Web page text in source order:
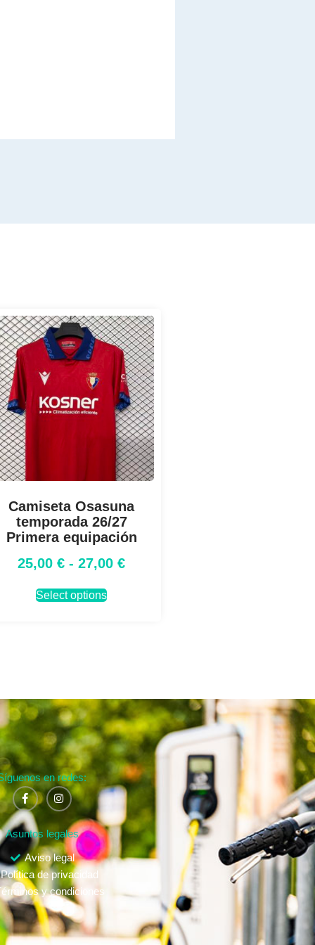
Camiseta Osasuna
temporada 26/27
Primera equipación
25,00 € - 27,00 €
Select options
en redes:
Asuntos legales
Aviso legal
Política de privacidad
y condiciones